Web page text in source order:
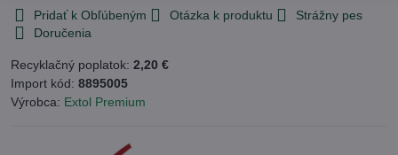
Pridať k Obľúbeným Otázka k produktu
Strážny pes
Doručenia
Recyklačný poplatok: 2,20 €
Import kód: 8895005
Výrobca: Extol Premium